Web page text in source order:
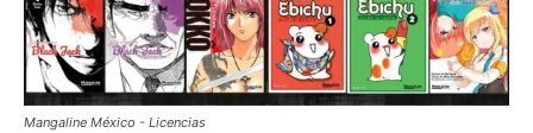
Mangaline México - Licencias